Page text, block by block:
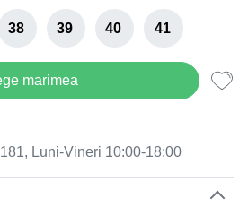
38 39 40 41
marimea
Luni-Vineri 10:00-18:00